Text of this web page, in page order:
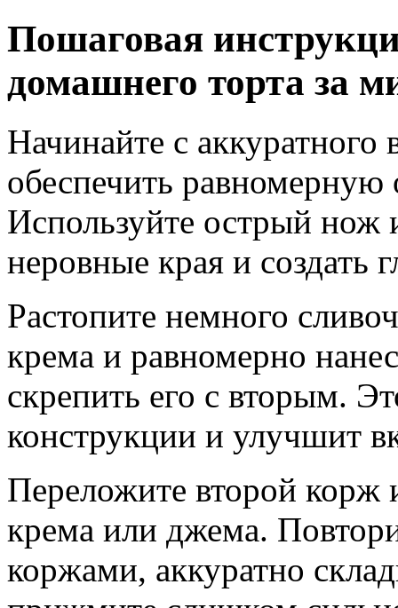
Пошаговая
домашнего торта за
Начинайте с
обеспечить
Используйте острый нож
неровные края и создать
Растопите немного
крема и равномерно
скрепить его с вторым.
конструкции и улучшит
Переложите второй корж
крема или джема.
коржами, аккуратно